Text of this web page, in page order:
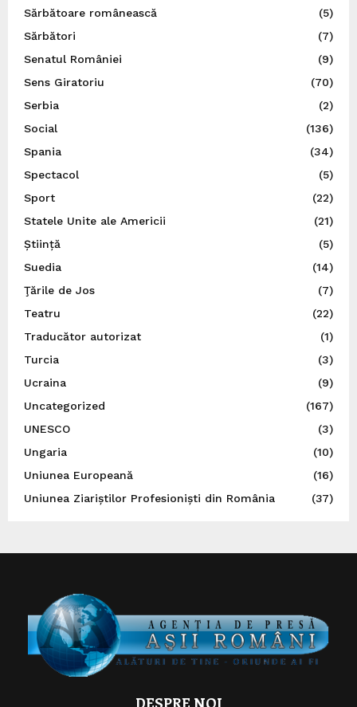
Sărbătoare românească
(5)
Sărbători
(7)
Senatul României
(9)
Sens Giratoriu
(70)
Serbia
(2)
Social
(136)
Spania
(34)
Spectacol
(5)
Sport
(22)
Statele Unite ale Americii
(21)
Știință
(5)
Suedia
(14)
Ţările de Jos
(7)
Teatru
(22)
Traducător autorizat
(1)
Turcia
(3)
Ucraina
(9)
Uncategorized
(167)
UNESCO
(3)
Ungaria
(10)
Uniunea Europeană
(16)
Uniunea Ziariștilor Profesioniști din România
(37)